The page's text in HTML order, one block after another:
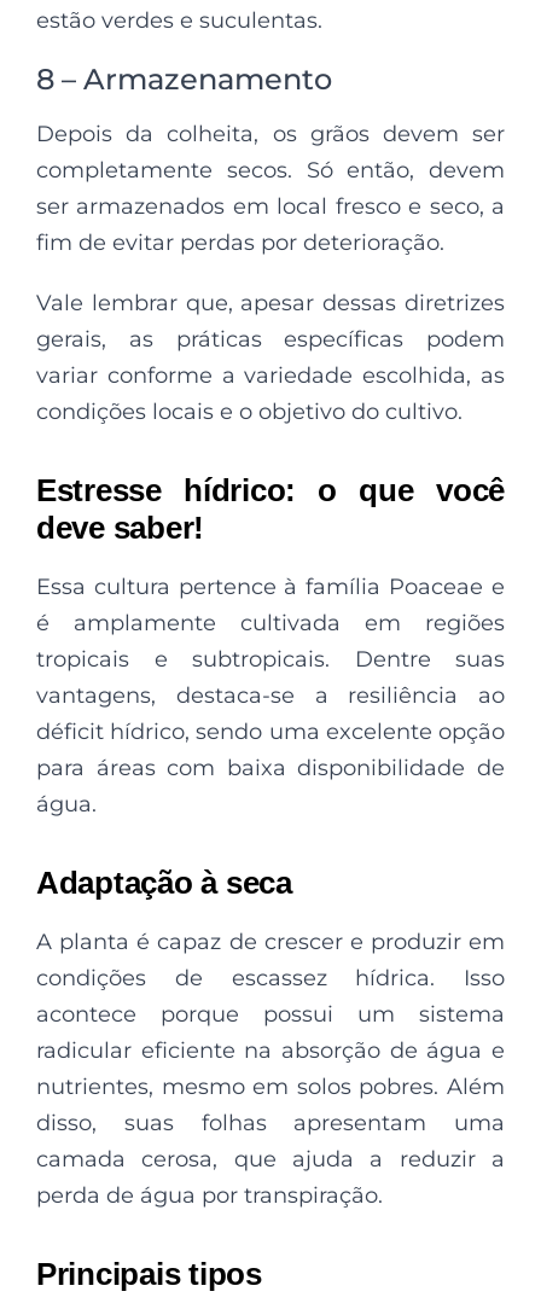
estão verdes e suculentas.
8 – Armazenamento
Depois da colheita, os grãos devem ser
completamente secos. Só então, devem
ser armazenados em local fresco e seco, a
fim de evitar perdas por deterioração.
Vale lembrar que, apesar dessas diretrizes
gerais, as práticas específicas podem
variar conforme a variedade escolhida, as
condições locais e o objetivo do cultivo.
Estresse hídrico: o que você
deve saber!
Essa cultura pertence à família Poaceae e
é amplamente cultivada em regiões
tropicais e subtropicais. Dentre suas
vantagens, destaca-se a resiliência ao
déficit hídrico, sendo uma excelente opção
para áreas com baixa disponibilidade de
água.
Adaptação à seca
A planta é capaz de crescer e produzir em
condições de escassez hídrica. Isso
acontece porque possui um sistema
radicular eficiente na absorção de água e
nutrientes, mesmo em solos pobres. Além
disso, suas folhas apresentam uma
camada cerosa, que ajuda a reduzir a
perda de água por transpiração.
Principais tipos